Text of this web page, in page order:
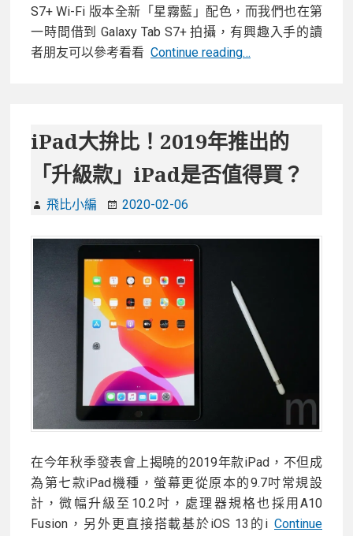
電
腦
S7+ Wi-Fi 版本全新「星霧藍」配色，而我們也在第
一時間借到 Galaxy Tab S7+ 拍攝，有興趣入手的讀
者朋友可以參考看看 Continue reading…
S7+全
新
「星
配
電
腦
搶
iPad大拚比！2019年推出的
「升級款」iPad是否值得買？
飛比小編 2020-02-06
在今年秋季發表會上揭曉的2019年款iPad，不但成
為第七款iPad機種，螢幕更從原本的9.7吋常規設
計，微幅升級至10.2吋，處理器規格也採用A10
Fusion，另外更直接搭載基於iOS 13的i Continue